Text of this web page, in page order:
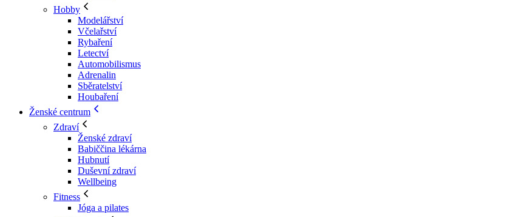
Hobby
Modelářství
Včelařství
Rybaření
Letectví
Automobilismus
Adrenalin
Sběratelství
Houbaření
Ženské centrum
Zdraví
Ženské zdraví
Babiččina lékárna
Hubnutí
Duševní zdraví
Wellbeing
Fitness
Jóga a pilates